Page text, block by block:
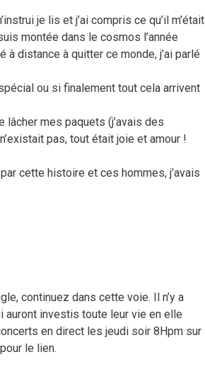
je lis et j’ai compris ce qu’il m’était
montée dans le cosmos l’année
à distance à quitter ce monde, j’ai parlé
ou si finalement tout cela arrivent
lâcher mes paquets (j’avais des
pas, tout était joie et amour !
cette histoire et ces hommes, j’avais
continuez dans cette voie. Il n’y a
auront investis toute leur vie en elle
en direct les jeudi soir 8Hpm sur
le lien.